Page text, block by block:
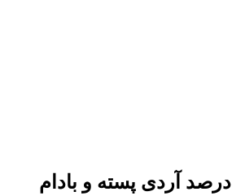
خرید گز ۲۸ درصد آردی پسته و بادام